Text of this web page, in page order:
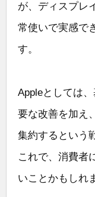
が、ディスプレ
常使いで実感で
す。
Appleとしては
要な改善を加え
集約するという
これで、消費者
いことかもしれ